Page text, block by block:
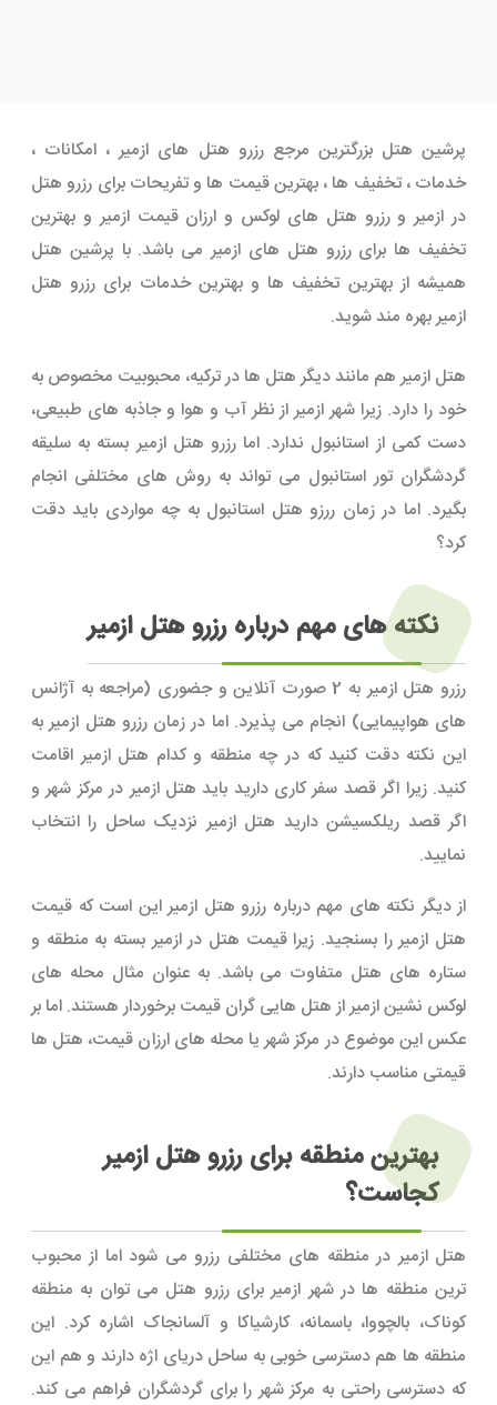
پرشین هتل بزرگترین مرجع رزرو هتل های ازمیر ، امکانات ،
خدمات ، تخفیف ها ، بهترین قیمت ها و تفریحات برای رزرو هتل
در ازمیر و رزرو هتل های لوکس و ارزان قیمت ازمیر و بهترین
تخفیف ها برای رزرو هتل های ازمیر می باشد. با پرشین هتل
همیشه از بهترین تخفیف ها و بهترین خدمات برای رزرو هتل
ازمیر بهره مند شوید.
هتل ازمیر هم مانند دیگر هتل ها در ترکیه، محبوبیت مخصوص به
خود را دارد. زیرا شهر ازمیر از نظر آب و هوا و جاذبه های طبیعی،
دست کمی از استانبول ندارد. اما رزرو هتل ازمیر بسته به سلیقه
گردشگران تور استانبول می تواند به روش های مختلفی انجام
بگیرد. اما در زمان ررزو هتل استانبول به چه مواردی باید دقت
کرد؟
نکته های مهم درباره رزرو هتل ازمیر
رزرو هتل ازمیر به 2 صورت آنلاین و جضوری (مراجعه به آژانس
های هواپیمایی) انجام می پذیرد. اما در زمان رزرو هتل ازمیر به
این نکته دقت کنید که در چه منطقه و کدام هتل ازمیر اقامت
کنید. زیرا اگر قصد سفر کاری دارید باید هتل ازمیر در مرکز شهر و
اگر قصد ریلکسیشن دارید هتل ازمیر نزدیک ساحل را انتخاب
نمایید.
از دیگر نکته های مهم درباره رزرو هتل ازمیر این است که قیمت
هتل ازمیر را بسنجید. زیرا قیمت هتل در ازمیر بسته به منطقه و
ستاره های هتل متفاوت می باشد. به عنوان مثال محله های
لوکس نشین ازمیر از هتل هایی گران قیمت برخوردار هستند. اما بر
عکس این موضوع در مرکز شهر یا محله های ارزان قیمت، هتل ها
قیمتی مناسب دارند.
بهترین منطقه برای رزرو هتل ازمیر
کجاست؟
هتل ازمیر در منطقه های مختلفی رزرو می شود اما از محبوب
ترین منطقه ها در شهر ازمیر برای رزرو هتل می توان به منطقه
کوناک، بالچووا، باسمانه، کارشیاکا و آلسانجاک اشاره کرد. این
منطقه ها هم دسترسی خوبی به ساحل دریای اژه دارند و هم این
که دسترسی راحتی به مرکز شهر را برای گردشگران فراهم می کند.